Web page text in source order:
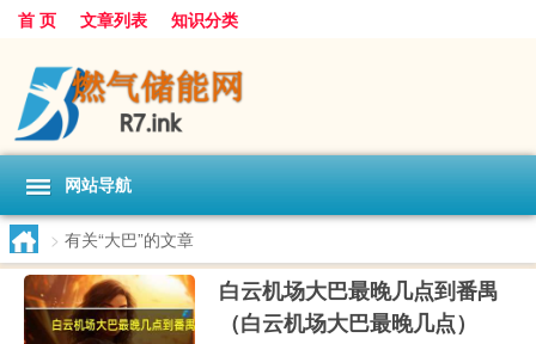
首 页 文章列表 知识分类
网站导航
> 有关“大巴”的文章
白云机场大巴最晚几点到番禺
（白云机场大巴最晚几点）